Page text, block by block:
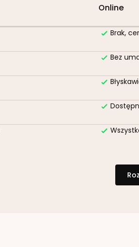
Online
Brak,
Bez